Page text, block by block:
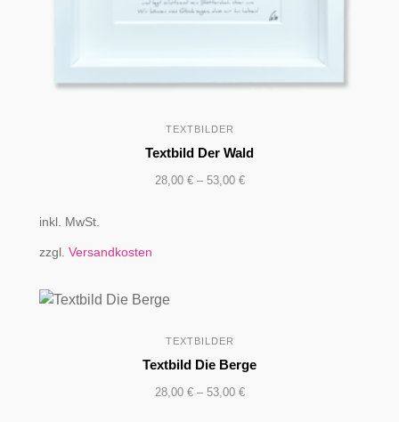
TEXTBILDER
Textbild Der Wald
28,00 €– 53,00 €
inkl. MwSt.
zzgl. Versandkosten
TEXTBILDER
Textbild Die Berge
28,00 €– 53,00 €